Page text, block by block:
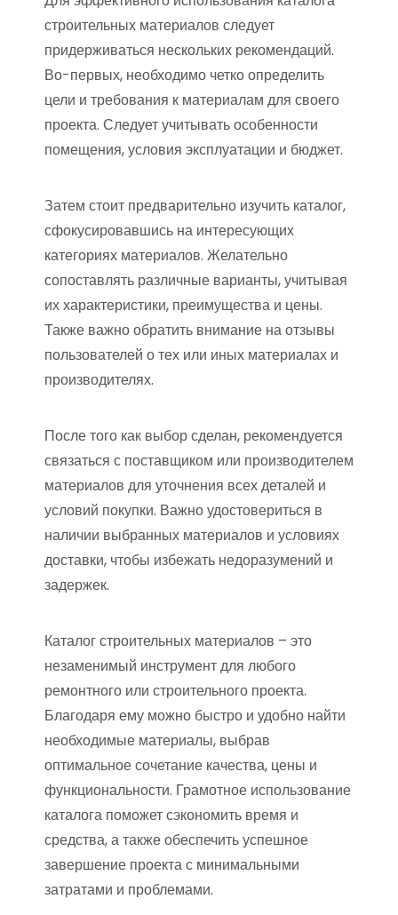
строительных материалов следует
придерживаться нескольких рекомендаций.
Во-первых, необходимо четко определить
цели и требования к материалам для своего
проекта. Следует учитывать особенности
помещения, условия эксплуатации и бюджет.
Затем стоит предварительно изучить каталог,
сфокусировавшись на интересующих
категориях материалов. Желательно
сопоставлять различные варианты, учитывая
их характеристики, преимущества и цены.
Также важно обратить внимание на отзывы
пользователей о тех или иных материалах и
производителях.
После того как выбор сделан, рекомендуется
связаться с поставщиком или производителем
материалов для уточнения всех деталей и
условий покупки. Важно удостовериться в
наличии выбранных материалов и условиях
доставки, чтобы избежать недоразумений и
задержек.
Каталог строительных материалов – это
незаменимый инструмент для любого
ремонтного или строительного проекта.
Благодаря ему можно быстро и удобно найти
необходимые материалы, выбрав
оптимальное сочетание качества, цены и
функциональности. Грамотное использование
каталога поможет сэкономить время и
средства, а также обеспечить успешное
завершение проекта с минимальными
затратами и проблемами.